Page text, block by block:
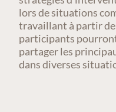
lors de situations
travaillant à partir
participants
partager les
dans diverses